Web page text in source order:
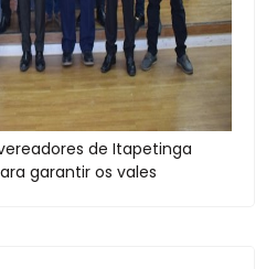
de Itapetinga
garantir os vales